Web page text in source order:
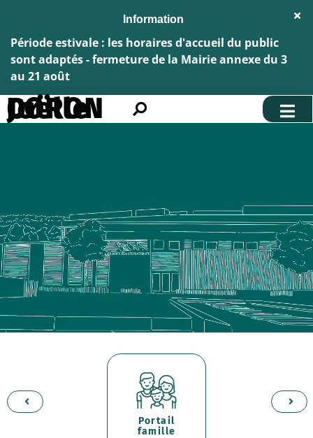
Aller à la recherche
Période estivale : les horaires d'accueil du public
sont adaptés - fermeture de la Mairie annexe du 3
au 21 août
Dr CORON Joëlle
le
Portail
famille